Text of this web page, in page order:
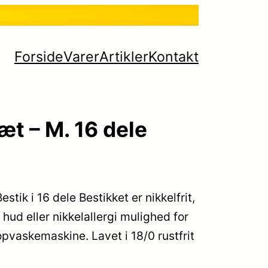
ForsideVarerArtiklerKontakt
– M. 16 dele
i 16 dele Bestikket er nikkelfrit,
eller nikkelallergi mulighed for
Lavet i 18/0 rustfrit